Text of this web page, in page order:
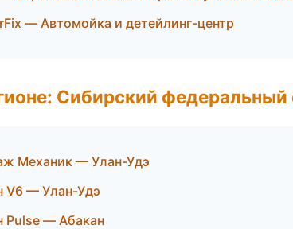
— Автомойка и детейлинг-центр
Сибирский федеральный
Механик — Улан-Удэ
V6 — Улан-Удэ
Pulse — Абакан